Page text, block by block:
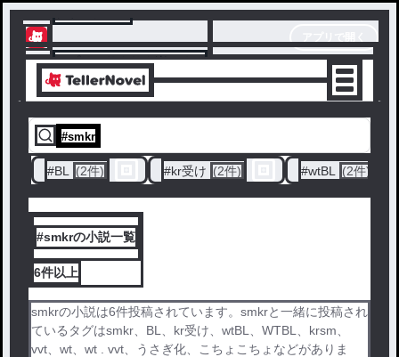
テラーノベル
アプリでサクサク楽しめる
#smkr
#BL (2件) #kr受け (2件) #wtBL (2件)
#smkrの小説一覧
6件以上
smkrの小説は6件投稿されています。smkrと一緒に投稿され
ているタグはsmkr、BL、kr受け、wtBL、WTBL、krsm、
vvt、wt、wt . vvt、うさぎ化、こちょこちょなどがありま